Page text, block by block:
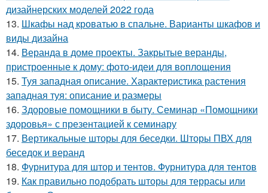
дизайнерских моделей 2022 года
13. Шкафы над кроватью в спальне. Варианты шкафов и
виды дизайна
14. Веранда в доме проекты. Закрытые веранды,
пристроенные к дому: фото-идеи для воплощения
15. Туя западная описание. Характеристика растения
западная туя: описание и размеры
16. Здоровые помощники в быту. Семинар «Помощники
здоровья» с презентацией к семинару
17. Вертикальные шторы для беседки. Шторы ПВХ для
беседок и веранд
18. Фурнитура для штор и тентов. Фурнитура для тентов
19. Как правильно подобрать шторы для террасы или